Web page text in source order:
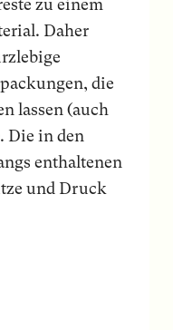
zu einem
Daher
die
lassen (auch
Die in den
enthaltenen
und Druck